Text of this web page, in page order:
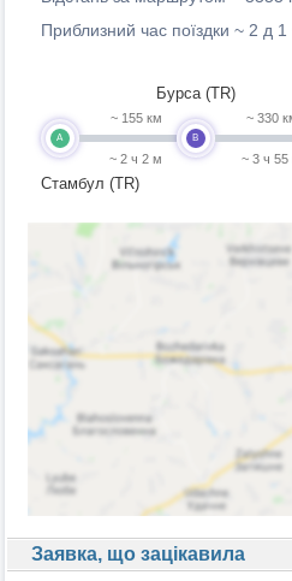
Приблизний час поїздки ~ 2 д 1
A
Стамбул (TR)
~ 155 км
~ 2 ч 2 м
B
Бурса (TR)
~ 330
~ 3 ч 55
Заявка, що зацікавила